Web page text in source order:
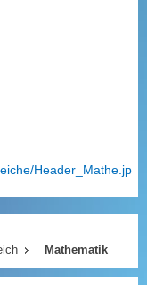
Header_Mathe.jp
Mathematik